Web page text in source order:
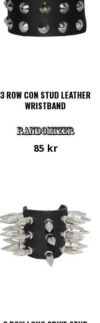
3 ROW CON STUD LEATHER
WRISTBAND
85 kr